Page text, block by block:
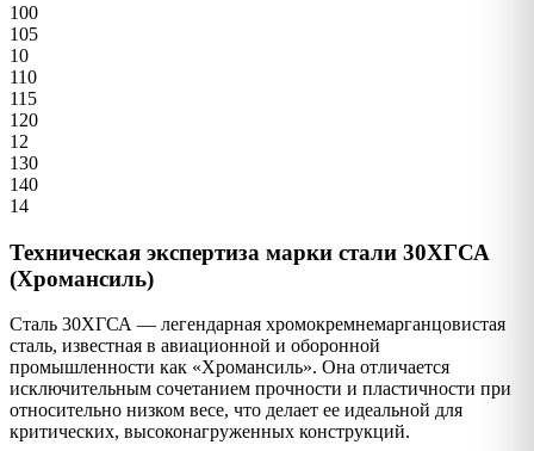
100
105
10
110
115
120
12
130
140
14
Техническая экспертиза марки стали 30ХГСА
(Хромансиль)
Сталь 30ХГСА — легендарная хромокремнемарганцовистая
сталь, известная в авиационной и оборонной
промышленности как «Хромансиль». Она отличается
исключительным сочетанием прочности и пластичности при
относительно низком весе, что делает ее идеальной для
критических, высоконагруженных конструкций.